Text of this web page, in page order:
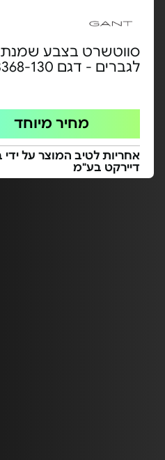
סווטשרט בצבע שמנת
לגברים - דגם 2003368-130
מחיר מיוחד
אחריות לטיב המוצר על ידי
דיירקט בע"מ